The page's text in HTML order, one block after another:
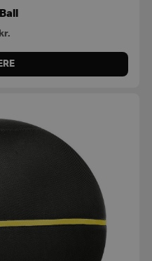
kr.